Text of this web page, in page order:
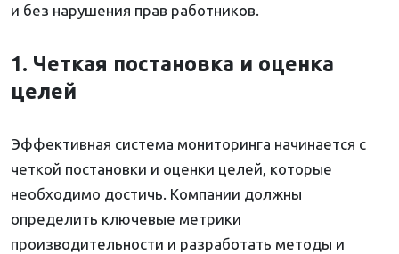
и без нарушения прав работников.
1. Четкая постановка и оценка
целей
Эффективная система мониторинга начинается с
четкой постановки и оценки целей, которые
необходимо достичь. Компании должны
определить ключевые метрики
производительности и разработать методы и